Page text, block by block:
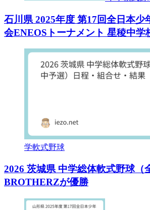
石川県 2025年度 第17回全日本少
会ENEOSトーナメント 星稜中学
学軟式野球
2026 茨城県 中学総体軟式野球（
BROTHERZが優勝